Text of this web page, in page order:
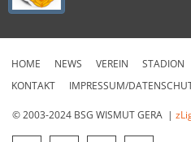
HOME NEWS VEREIN STADION
KONTAKT
IMPRESSUM/
© 2003-2024 BSG WISMUT GERA |